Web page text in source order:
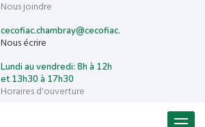
Nous joindre
cecofiac.chambray@cecofiac.fr
Nous écrire
Lundi au vendredi: 8h à 12h
et 13h30 à 17h30
Horaires d'ouverture
Menu